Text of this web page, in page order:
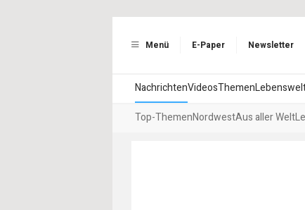
Menü E-Paper Newsletter
NachrichtenVideosThemen
Top-ThemenNordwestAus aller Welt